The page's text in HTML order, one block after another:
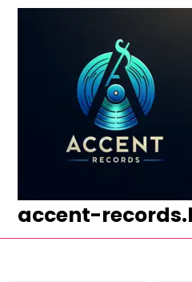
accent-